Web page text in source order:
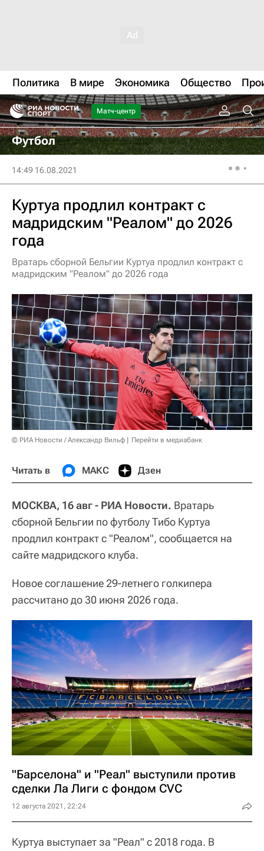
Политика В мире Экономика Общество
Матч-центр
Футбол
14:49 16.08.2021
Куртуа продлил контракт с
мадридским "Реалом" до 2026
года
Вратарь сборной Бельгии Куртуа продлил контракт с
мадридским "Реалом" до 2026 года
© РИА Новости / Александр Вильф Перейти в медиабанк
Читать в МАКС Дзен
МОСКВА, 16 авг - РИА Новости. Вратарь
сборной Бельгии по футболу Тибо Куртуа
продлил контракт с "Реалом", сообщается на
сайте мадридского клуба.
Новое соглашение 29-летнего голкипера
рассчитано до 30 июня 2026 года.
"Барселона" и "Реал" выступили против
сделки Ла Лиги с фондом CVC
12 августа 2021, 22:24
Куртуа выступает за "Реал" с 2018 года. В